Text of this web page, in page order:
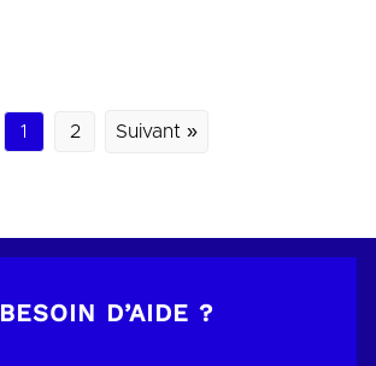
1 2 Suivant »
BESOIN D’AIDE ?